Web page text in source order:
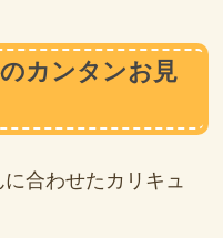
カンタンお見
合わせたカリキュ